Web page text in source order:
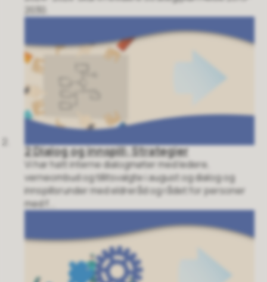
2030.
2 Dialog og innspill: Strategier
Vi har hatt interne dialogmøter med ledere,
verneombud og tillitsvalgte i august og dialog og
innspillsrunder med eldreråd og rådet for personer
med f...